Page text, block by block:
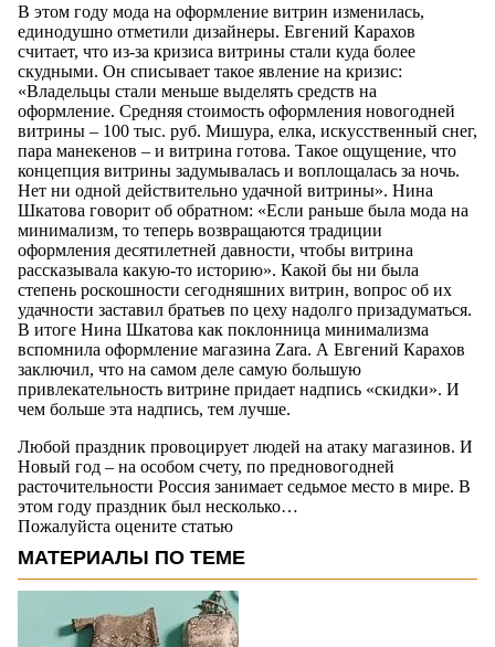
В этом году мода на оформление витрин изменилась,
единодушно отметили дизайнеры. Евгений Карахов
считает, что из-за кризиса витрины стали куда более
скудными. Он списывает такое явление на кризис:
«Владельцы стали меньше выделять средств на
оформление. Средняя стоимость оформления новогодней
витрины – 100 тыс. руб. Мишура, елка, искусственный снег,
пара манекенов – и витрина готова. Такое ощущение, что
концепция витрины задумывалась и воплощалась за ночь.
Нет ни одной действительно удачной витрины». Нина
Шкатова говорит об обратном: «Если раньше была мода на
минимализм, то теперь возвращаются традиции
оформления десятилетней давности, чтобы витрина
рассказывала какую-то историю». Какой бы ни была
степень роскошности сегодняшних витрин, вопрос об их
удачности заставил братьев по цеху надолго призадуматься.
В итоге Нина Шкатова как поклонница минимализма
вспомнила оформление магазина Zara. А Евгений Карахов
заключил, что на самом деле самую большую
привлекательность витрине придает надпись «скидки». И
чем больше эта надпись, тем лучше.
Любой праздник провоцирует людей на атаку магазинов. И
Новый год – на особом счету, по предновогодней
расточительности Россия занимает седьмое место в мире. В
этом году праздник был несколько…
Пожалуйста оцените статью
МАТЕРИАЛЫ ПО ТЕМЕ